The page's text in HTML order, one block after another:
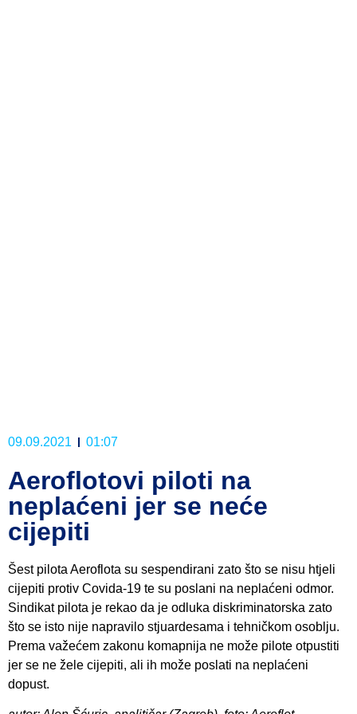
09.09.2021 01:07
Aeroflotovi piloti na
neplaćeni jer se neće
cijepiti
Šest pilota Aeroflota su sespendirani zato što se nisu htjeli
cijepiti protiv Covida-19 te su poslani na neplaćeni odmor.
Sindikat pilota je rekao da je odluka diskriminatorska zato
što se isto nije napravilo stjuardesama i tehničkom osoblju.
Prema važećem zakonu komapnija ne može pilote otpustiti
jer se ne žele cijepiti, ali ih može poslati na neplaćeni
dopust.